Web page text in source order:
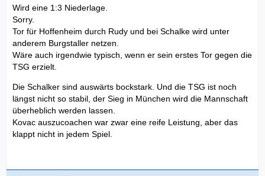
Wird eine 1:3 Niederlage.
Sorry.
Tor für Hoffenheim durch Rudy und bei Schalke wird unter
anderem Burgstaller netzen.
Wäre auch irgendwie typisch, wenn er sein erstes Tor gegen die
TSG erzielt.
Die Schalker sind auswärts bockstark. Und die TSG ist noch
längst nicht so stabil, der Sieg in München wird die Mannschaft
überheblich werden lassen.
Kovac auszucoachen war zwar eine reife Leistung, aber das
klappt nicht in jedem Spiel.